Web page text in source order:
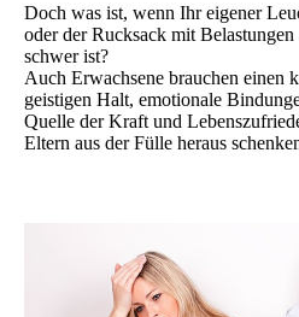
Doch was ist, wenn Ihr eigener
oder der Rucksack mit
schwer ist?
Auch Erwachsene brauchen einen
geistigen Halt, emotionale
Quelle der Kraft und
Eltern aus der Fülle heraus